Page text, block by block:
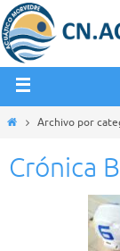
Archivo por
Crónica